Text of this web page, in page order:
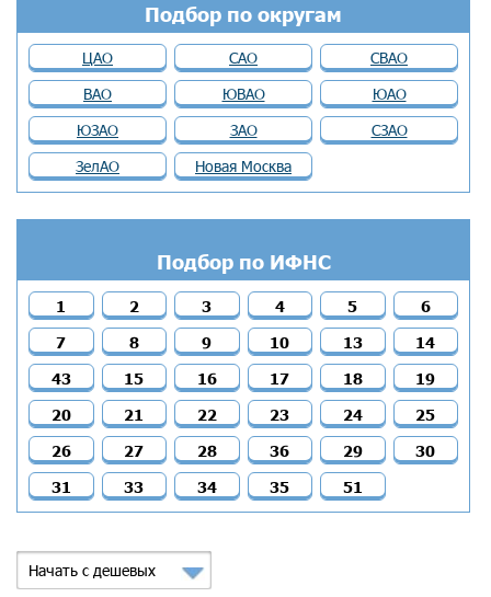
Подбор по округам
ЦАО САО
СВАО
ВАО
ЮВАО
ЮАО
ЮЗАО
ЗАО
СЗАО
ЗелАО
Новая Москва
Подбор по ИФНС
1 2 3 4 5
6
7
8 9 10 13
14
43
15 16 17 18
19
20
21 22 23 24
25
26
27 28 36 29
30
31
33 34 35 51
Начать с дешевых